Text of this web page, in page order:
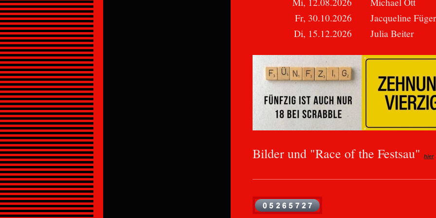
Fr, 30.10.2026
Jacqueline
Di, 15.12.2026
Julia Beiter
Bilder und "Race of the Festsau"hier